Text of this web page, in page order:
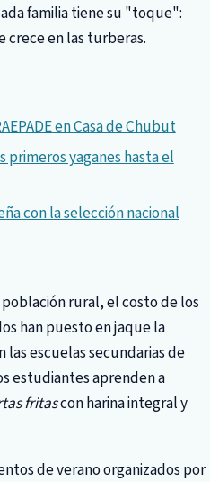
familia tiene su "toque":
en las turberas.
en Casa de Chubut
primeros yaganes hasta el
con la selección nacional
rural, el costo de los
han puesto en jaque la
escuelas secundarias de
estudiantes aprenden a
fritascon harina integral y
de verano organizados por